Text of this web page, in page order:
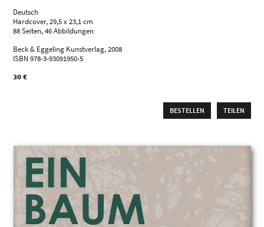
Deutsch
Hardcover, 29,5 x 23,1 cm
88 Seiten, 46 Abbildungen
Beck & Eggeling Kunstverlag, 2008
ISBN 978-3-93091950-5
30 €
BESTELLEN TEILEN